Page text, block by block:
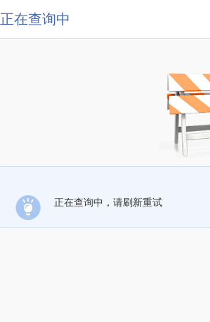
正在查询中
正在查询中，请刷新重试